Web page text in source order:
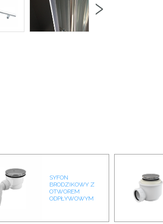
SYFON
BRODZIKOWY Z
OTWOREM
ODPŁYWOWYM